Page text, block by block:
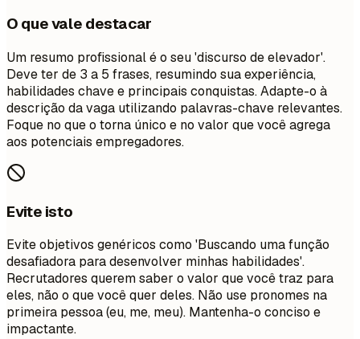
O que vale destacar
Um resumo profissional é o seu 'discurso de elevador'.
Deve ter de 3 a 5 frases, resumindo sua experiência,
habilidades chave e principais conquistas. Adapte-o à
descrição da vaga utilizando palavras-chave relevantes.
Foque no que o torna único e no valor que você agrega
aos potenciais empregadores.
Evite isto
Evite objetivos genéricos como 'Buscando uma função
desafiadora para desenvolver minhas habilidades'.
Recrutadores querem saber o valor que você traz para
eles, não o que você quer deles. Não use pronomes na
primeira pessoa (eu, me, meu). Mantenha-o conciso e
impactante.